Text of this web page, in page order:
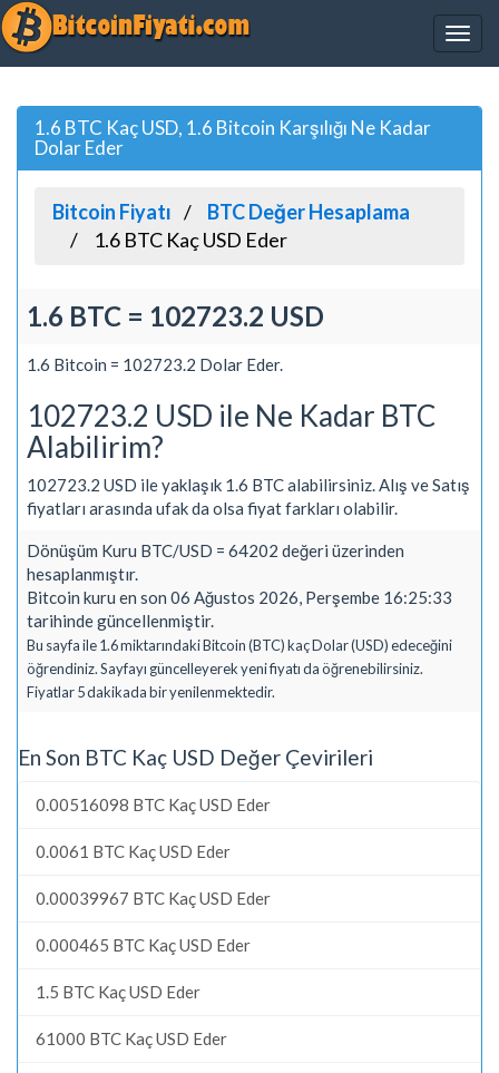
1.6 BTC Kaç USD, 1.6 Bitcoin Karşılığı Ne Kadar
Dolar Eder
Bitcoin Fiyatı
BTC Değer Hesaplama
1.6 BTC Kaç USD Eder
1.6 BTC = 102723.2 USD
1.6 Bitcoin = 102723.2 Dolar Eder.
102723.2 USD ile Ne Kadar BTC
Alabilirim?
102723.2 USD ile yaklaşık 1.6 BTC alabilirsiniz. Alış ve Satış
fiyatları arasında ufak da olsa fiyat farkları olabilir.
Dönüşüm Kuru BTC/USD = 64202 değeri üzerinden
hesaplanmıştır.
Bitcoin kuru en son 06 Ağustos 2026, Perşembe 16:25:33
tarihinde güncellenmiştir.
Bu sayfa ile 1.6 miktarındaki Bitcoin (BTC) kaç Dolar (USD) edeceğini
öğrendiniz. Sayfayı güncelleyerek yeni fiyatı da öğrenebilirsiniz.
Fiyatlar 5 dakikada bir yenilenmektedir.
En Son BTC Kaç USD Değer Çevirileri
0.00516098 BTC Kaç USD Eder
0.0061 BTC Kaç USD Eder
0.00039967 BTC Kaç USD Eder
0.000465 BTC Kaç USD Eder
1.5 BTC Kaç USD Eder
61000 BTC Kaç USD Eder